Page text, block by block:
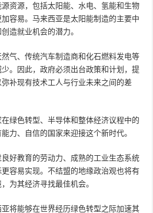
资源，包括太阳能、水电、氢能和生物
容易。马来西亚是太阳能制造的主要中
造就业机会的潜力。
气、传统汽车制造商和化石燃料发电等
。因此，政府必须出台政策和计划，提
补现有技术工人与行业未来之间的差
绿色转型、半导体和整体经济议程中的
力、自信的国家来迎接这个新时代。
好教育的劳动力、成熟的工业生态系统
容易实现。不结盟的地缘政治观也将有
为其经济寻找最佳机会。
将能够在世界经历绿色转型之际加速其